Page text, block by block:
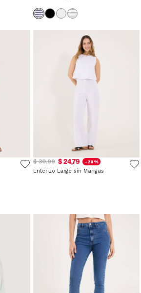
$ 30,99 $ 24,79 -20%
Enterizo Largo sin Mangas